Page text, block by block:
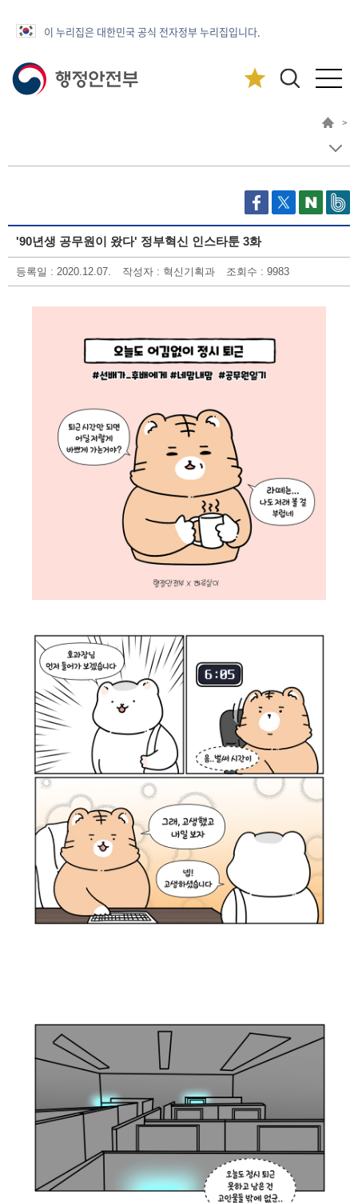
이 누리집은 대한민국 공식 전자정부 누리집입니다.
>
'90년생 공무원이 왔다' 정부혁신 인스타툰 3화
등록일 : 2020.12.07. 작성자 : 혁신기획과 조회수 : 9983